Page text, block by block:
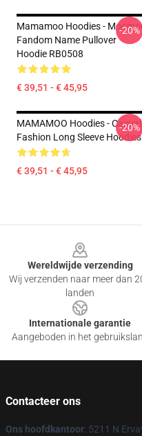
Mamamoo Hoodies -
Fandom Name Pullover
Hoodie RB0508
€ 39,51 - € 45,95
-20%
MAMAMOO Hoodies - Casual
Fashion Long Sleeve Hoodies
€ 39,51 - € 45,95
-20%
Wereldwijde verzending
Wij verzenden naar meer dan
landen
Internationale garantie
Aangeboden in het
Contacteer ons
Ons hoofdkantoor: 5211 N